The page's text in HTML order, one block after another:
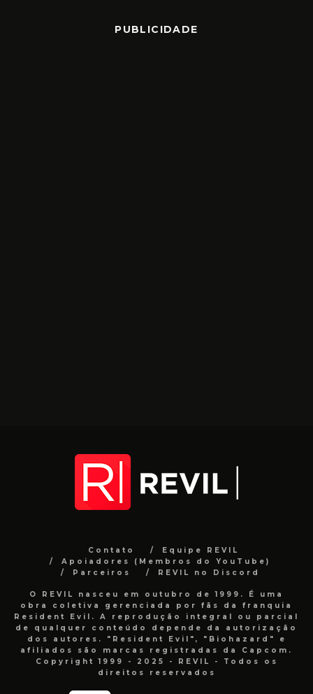
PUBLICIDADE
Contato
Equipe REVIL
Apoiadores (Membros do YouTube)
Parceiros
REVIL no Discord
O REVIL nasceu em outubro de 1999. É uma
obra coletiva gerenciada por fãs da franquia
Resident Evil. A reprodução integral ou parcial
de qualquer conteúdo depende da autorização
dos autores. "Resident Evil", "Biohazard" e
afiliados são marcas registradas da Capcom.
Copyright 1999 - 2025 - REVIL - Todos os
direitos reservados